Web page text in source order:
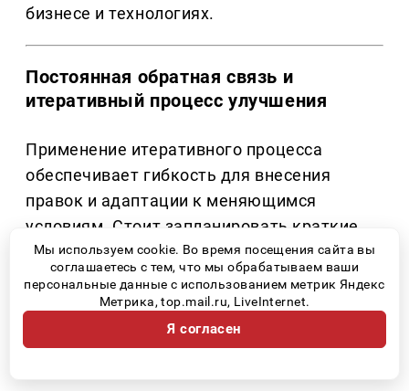
бизнесе и технологиях.
Постоянная обратная связь и
итеративный процесс улучшения
Применение итеративного процесса
обеспечивает гибкость для внесения
правок и адаптации к меняющимся
условиям. Стоит запланировать краткие
циклы разработки, где каждое новое
обновление включает улучшения на
основе отзывов. Это не только ускоряет
процесс, но и способствует более
высокому качеству конечного продукта.
Мы используем cookie. Во время посещения сайта вы
соглашаетесь с тем, что мы обрабатываем ваши
персональные данные с использованием метрик Яндекс
Метрика, top.mail.ru, LiveInternet.
Я согласен